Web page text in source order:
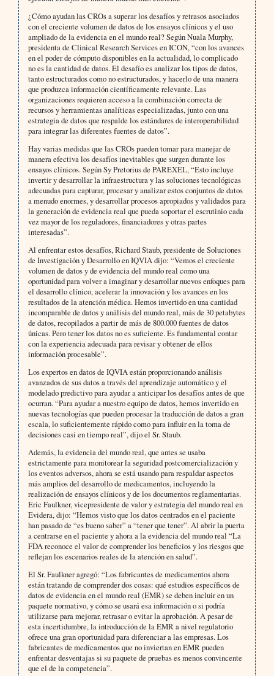
¿Cómo ayudan las CROs a superar los desafíos y retrasos asociados
con el creciente volumen de datos de los ensayos clínicos y el uso
ampliado de la evidencia en el mundo real? Según Nuala Murphy,
presidenta de Clinical Research Services en ICON, “con los avances
en el poder de cómputo disponibles en la actualidad, lo complicado
no es la cantidad de datos. El desafío es analizar los tipos de datos,
tanto estructurados como no estructurados, y hacerlo de una manera
que produzca información científicamente relevante. Las
organizaciones requieren acceso a la combinación correcta de
recursos y herramientas analíticas especializadas, junto con una
estrategia de datos que respalde los estándares de interoperabilidad
para integrar las diferentes fuentes de datos”.
Hay varias medidas que las CROs pueden tomar para manejar de
manera efectiva los desafíos inevitables que surgen durante los
ensayos clínicos. Según Sy Pretorius de PAREXEL, “Esto incluye
invertir y desarrollar la infraestructura y las soluciones tecnológicas
adecuadas para capturar, procesar y analizar estos conjuntos de datos
a menudo enormes, y desarrollar procesos apropiados y validados para
la generación de evidencia real que pueda soportar el escrutinio cada
vez mayor de los reguladores, financiadores y otras partes
interesadas”.
Al enfrentar estos desafíos, Richard Staub, presidente de Soluciones
de Investigación y Desarrollo en IQVIA dijo: “Vemos el creciente
volumen de datos y de evidencia del mundo real como una
oportunidad para volver a imaginar y desarrollar nuevos enfoques para
el desarrollo clínico, acelerar la innovación y los avances en los
resultados de la atención médica. Hemos invertido en una cantidad
incomparable de datos y análisis del mundo real, más de 30 petabytes
de datos, recopilados a partir de más de 800.000 fuentes de datos
únicas. Pero tener los datos no es suficiente. Es fundamental contar
con la experiencia adecuada para revisar y obtener de ellos
información procesable”.
Los expertos en datos de IQVIA están proporcionando análisis
avanzados de sus datos a través del aprendizaje automático y el
modelado predictivo para ayudar a anticipar los desafíos antes de que
ocurran. “Para ayudar a nuestro equipo de datos, hemos invertido en
nuevas tecnologías que pueden procesar la traducción de datos a gran
escala, lo suficientemente rápido como para influir en la toma de
decisiones casi en tiempo real”, dijo el Sr. Staub.
Además, la evidencia del mundo real, que antes se usaba
estrictamente para monitorear la seguridad postcomercialización y
los eventos adversos, ahora se está usando para respaldar aspectos
más amplios del desarrollo de medicamentos, incluyendo la
realización de ensayos clínicos y de los documentos reglamentarias.
Eric Faulkner, vicepresidente de valor y estrategia del mundo real en
Evidera, dijo: “Hemos visto que los datos centrados en el paciente
han pasado de “es bueno saber” a “tener que tener”. Al abrir la puerta
a centrarse en el paciente y ahora a la evidencia del mundo real “La
FDA reconoce el valor de comprender los beneficios y los riesgos que
reflejan los escenarios reales de la atención en salud”.
El Sr. Faulkner agregó: “Los fabricantes de medicamentos ahora
están tratando de comprender dos cosas: qué estudios específicos de
datos de evidencia en el mundo real (EMR) se deben incluir en un
paquete normativo, y cómo se usará esa información o si podría
utilizarse para mejorar, retrasar o evitar la aprobación. A pesar de
esta incertidumbre, la introducción de la EMR a nivel regulatorio
ofrece una gran oportunidad para diferenciar a las empresas. Los
fabricantes de medicamentos que no inviertan en EMR pueden
enfrentar desventajas si su paquete de pruebas es menos convincente
que el de la competencia”.